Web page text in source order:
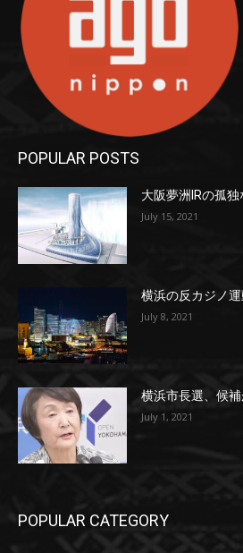
POPULAR POSTS
大阪夢洲IRの孤独
July 15, 2021
横浜の反カジノ運
July 8, 2021
横浜市長選、候
July 1, 2021
POPULAR CATEGORY